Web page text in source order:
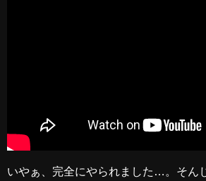
いやぁ、完全にやられました…。そん